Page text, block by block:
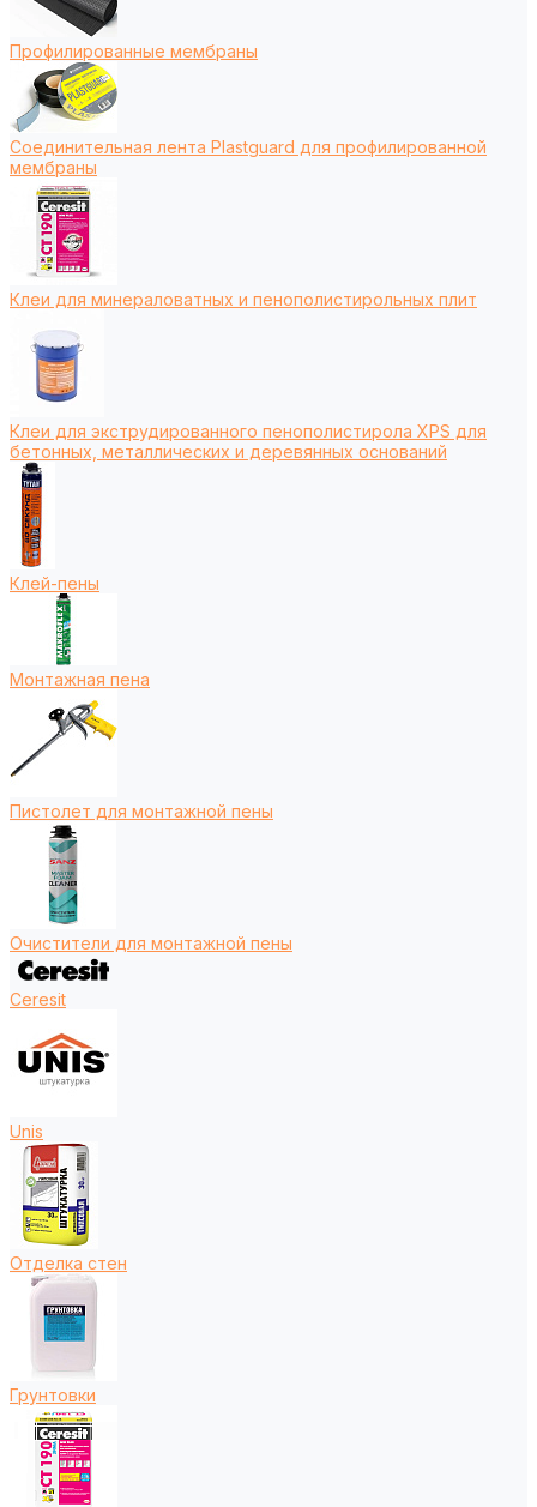
Профилированные мембраны
Соединительная лента Plastguard для профилированной
мембраны
Клеи для минераловатных и пенополистирольных плит
Клеи для экструдированного пенополистирола XPS для
бетонных, металлических и деревянных оснований
Клей-пены
Монтажная пена
Пистолет для монтажной пены
Очистители для монтажной пены
Ceresit
Unis
Отделка стен
Грунтовки